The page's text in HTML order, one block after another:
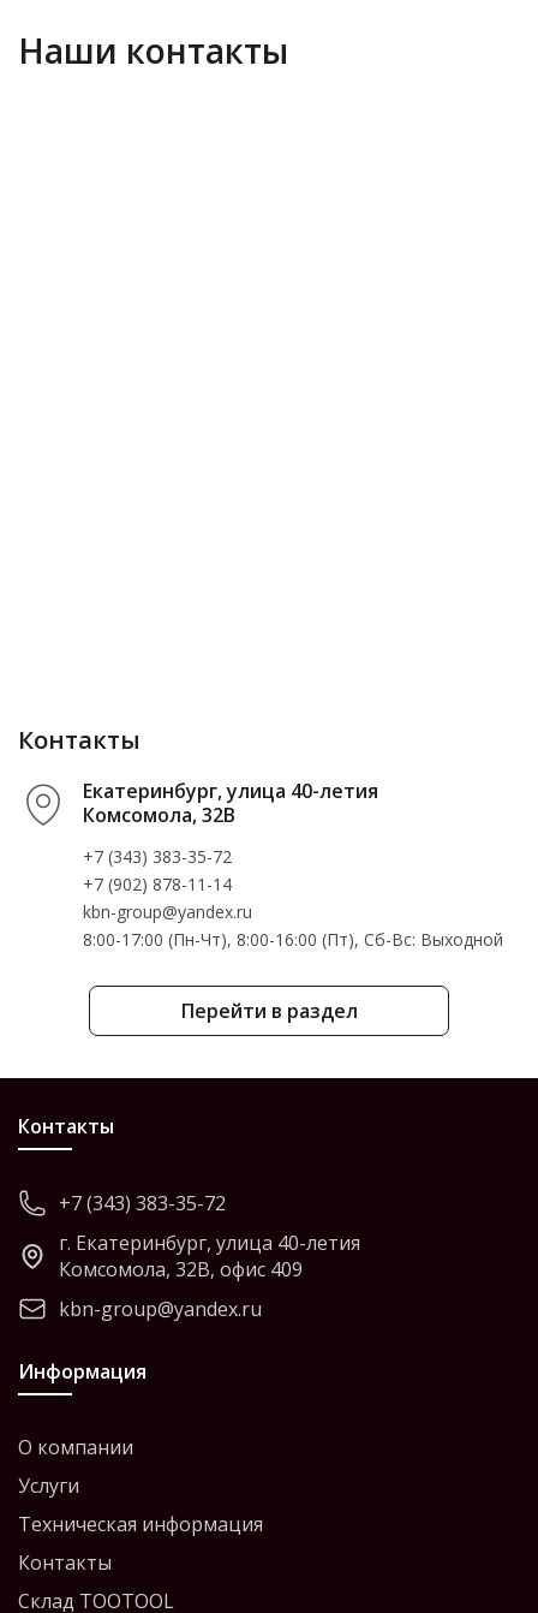
Наши контакты
Перейти в раздел
Контакты
Екатеринбург, улица 40-летия
Комсомола, 32В
+7 (343) 383-35-72
+7 (902) 878-11-14
kbn-group@yandex.ru
8:00-17:00 (Пн-Чт), 8:00-16:00 (Пт), Cб-Вс: Выходной
Контакты
+7 (343) 383-35-72
г. Екатеринбург, улица 40-летия
Комсомола, 32В, офис 409
kbn-group@yandex.ru
Информация
О компании
Услуги
Техническая информация
Контакты
Склад TOOTOOL